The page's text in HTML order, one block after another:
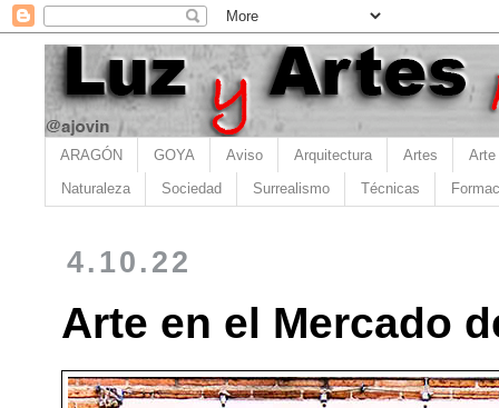
ARAGÓN GOYA Aviso Arquitectura Artes Arte
Naturaleza Sociedad Surrealismo Técnicas
4.10.22
Arte en el Mercado